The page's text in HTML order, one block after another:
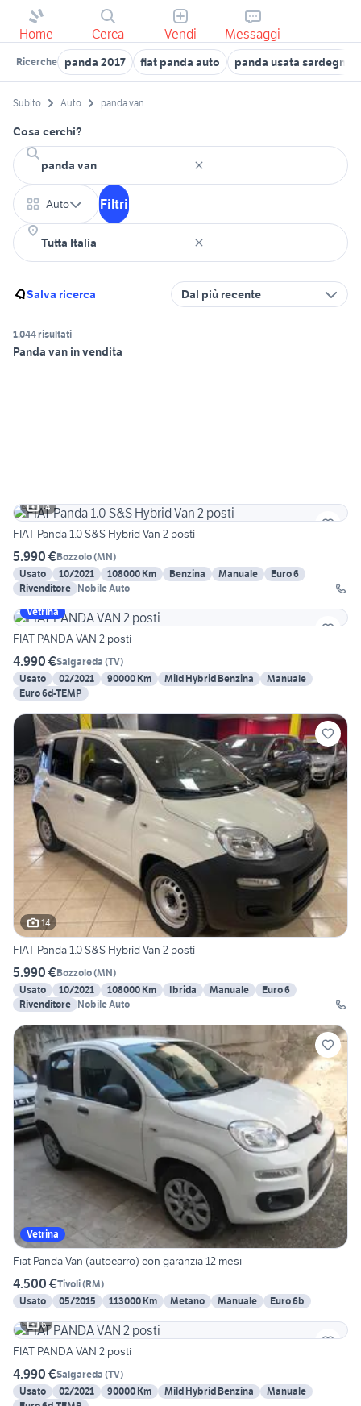
Home Cerca Vendi Messaggi
Ricerche panda 2017 fiat panda auto panda usata sardegna
Subito Auto panda van
Cosa cerchi?
Auto Filtri
Salva ricerca Dal più recente
1.044 risultati
Panda van in vendita
14
FIAT Panda 1.0 S&S Hybrid Van 2 posti
5.990 €Bozzolo(MN)
Usato
10/2021 108000 Km Benzina Manuale
Euro 6
Rivenditore Nobile Auto
Vetrina
FIAT PANDA VAN 2 posti
4.990 €Salgareda (TV)
Usato
02/2021 90000 Km Mild Hybrid Benzina
Manuale
Euro 6d-TEMP
14
FIAT Panda 1.0 S&S Hybrid Van 2 posti
5.990 €Bozzolo(MN)
Usato
10/2021 108000 Km Ibrida Manuale
Euro 6
Rivenditore Nobile Auto
Vetrina
Fiat Panda Van (autocarro) con garanzia 12 mesi
4.500 €Tivoli(RM)
Usato
05/2015 113000 Km Metano Manuale
Euro 6b
6
FIAT PANDA VAN 2 posti
4.990 €Salgareda (TV)
Usato
02/2021 90000 Km Mild Hybrid Benzina
Manuale